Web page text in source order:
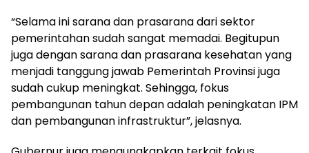
“Selama ini sarana dan prasarana dari sektor
pemerintahan sudah sangat memadai. Begitupun
juga dengan sarana dan prasarana kesehatan yang
menjadi tanggung jawab Pemerintah Provinsi juga
sudah cukup meningkat. Sehingga, fokus
pembangunan tahun depan adalah peningkatan IPM
dan pembangunan infrastruktur”, jelasnya.